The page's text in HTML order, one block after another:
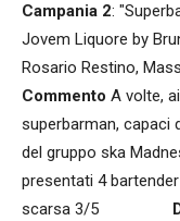
Campania 2:
Jovem Liquore by
Rosario Restino,
Commento A volte,
superbarman, capaci
del gruppo ska
presentati 4
scarsa 3/5